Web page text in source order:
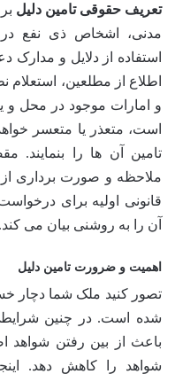
تعریف حقوقی تامین دلیل
مدنی، اشخاص ذی نفع در
استفاده از دلایل و
اطلاع از مطلعین، استعلام
و امارات موجود در محل و
است، متعذر یا متعسر
تامین آن ها را بنمایند.
ملاحظه و صورت برداری از
قانونی اولیه برای
آن را به روشنی بیان می کند.
اهمیت و ضرورت تامین دلیل
تصور کنید ملک شما دچار
شده است. در چنین
باعث از بین رفتن شواهد
شواهد را کاهش دهد.